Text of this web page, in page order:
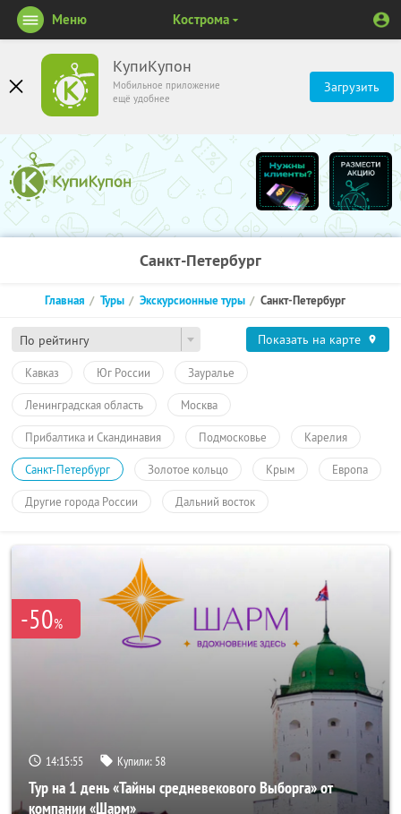
КупиКупон
Мобильное приложение
ещё удобнее
Загрузить
Меню Кострома
Санкт-Петербург
По рейтингу
Главная Туры Экскурсионные туры Санкт-Петербург
Показать на карте
Кавказ Юг России Зауралье
Ленинградская область Москва
Прибалтика и Скандинавия Подмосковье Карелия
Санкт-Петербург Золотое кольцо Крым Европа
Другие города России Дальний восток
-50%
14:15:54 Купили: 58
Тур на 1 день «Тайны средневекового Выборга» от
компании «Шарм»